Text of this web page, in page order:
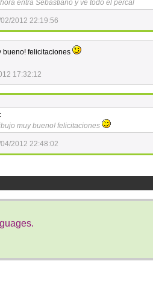
entra Sebastiano y ve todo el percal
2012 22:19:56
bueno! felicitaciones
17:32:12
muy bueno! felicitaciones
2012 22:48:02